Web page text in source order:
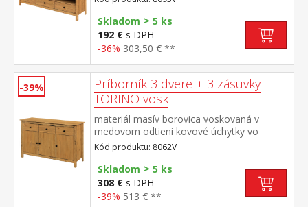
zásuvky s kovovými pojazdmi
Skladom > 5 ks
192 € s DPH
-36% 303,50 € **
-39%
Príborník 3 dvere + 3 zásuvky
TORINO vosk
materiál masív borovica voskovaná v
medovom odtieni kovové úchytky vo
farebnom prevedení černená mosadz 3
dvere, 3 zásuvky s kovovými pojazdmi
vhodný doplnok nadstavec TORINO 8063V
Kód produktu: 8062V
Skladom > 5 ks
308 € s DPH
-39% 513 € **